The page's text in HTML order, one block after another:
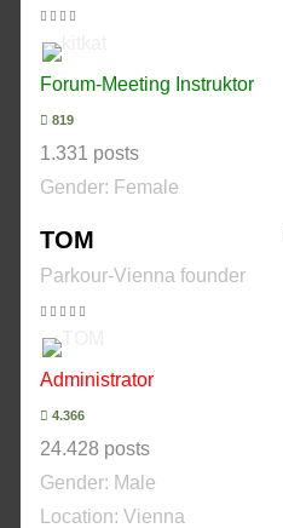
Forum-Meeting Instruktor
819
1.331 posts
Gender: Female
TOM
Parkour-Vienna founder
Administrator
4.366
24.428 posts
Gender: Male
Location: Vienna